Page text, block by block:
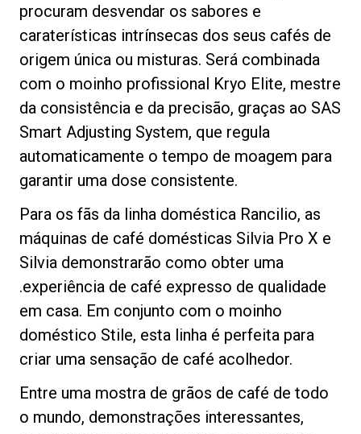
procuram desvendar os sabores e
caraterísticas intrínsecas dos seus cafés de
origem única ou misturas. Será combinada
com o moinho profissional Kryo Elite, mestre
da consistência e da precisão, graças ao SAS
Smart Adjusting System, que regula
automaticamente o tempo de moagem para
garantir uma dose consistente.
Para os fãs da linha doméstica Rancilio, as
máquinas de café domésticas Silvia Pro X e
Silvia demonstrarão como obter uma
.experiência de café expresso de qualidade
em casa. Em conjunto com o moinho
doméstico Stile, esta linha é perfeita para
criar uma sensação de café acolhedor.
Entre uma mostra de grãos de café de todo
o mundo, demonstrações interessantes,
Política de Privacidade